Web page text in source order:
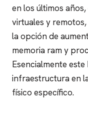
en los últimos
virtuales y
la opción de
memoria ram y
Esencialmente
infraestructura en
físico específico.